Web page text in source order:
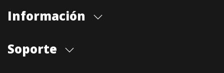
Información
Cita previa tienda
Soporte